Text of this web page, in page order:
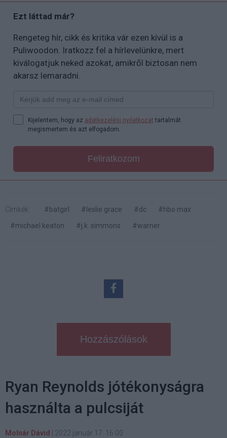
Ezt láttad már?
Rengeteg hír, cikk és kritika vár ezen kívül is a
Puliwoodon. Iratkozz fel a hírlevelünkre, mert
kiválogatjuk neked azokat, amikről biztosan nem
akarsz lemaradni.
Kijelentem, hogy az adatkezelési nyilatkozat tartalmát
megismertem és azt elfogadom.
Feliratkozom
Címkék: #batgirl #leslie grace #dc
#hbo max
#michael keaton
#j.k. simmons #warner
Hozzászólások
Ryan Reynolds jótékonyságra
használta a pulcsiját
Molnár Dávid 2022 január 17. 16:00